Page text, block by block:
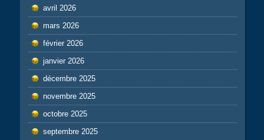
avril 2026
mars 2026
février 2026
janvier 2026
décembre 2025
novembre 2025
octobre 2025
septembre 2025